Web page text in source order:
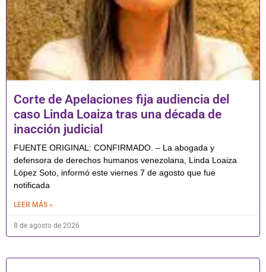
Corte de Apelaciones fija audiencia del
caso Linda Loaiza tras una década de
inacción judicial
FUENTE ORIGINAL: CONFIRMADO. – La abogada y
defensora de derechos humanos venezolana, Linda Loaiza
López Soto, informó este viernes 7 de agosto que fue
notificada
LEER MÁS »
8 de agosto de 2026